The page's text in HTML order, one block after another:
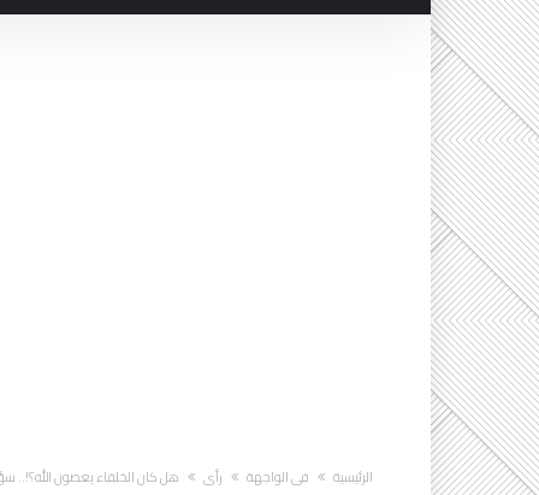
‫الرئيسية‬ في الواجهة رأي هل كان الخلفاء يعصون الله؟!..